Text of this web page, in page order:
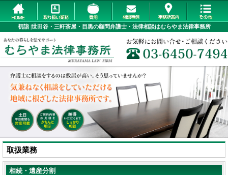
初詣 |世田谷・三軒茶屋・目黒の顧問弁護士・法律相談はむらやま法律事務所
取扱業務
相続・遺産分割